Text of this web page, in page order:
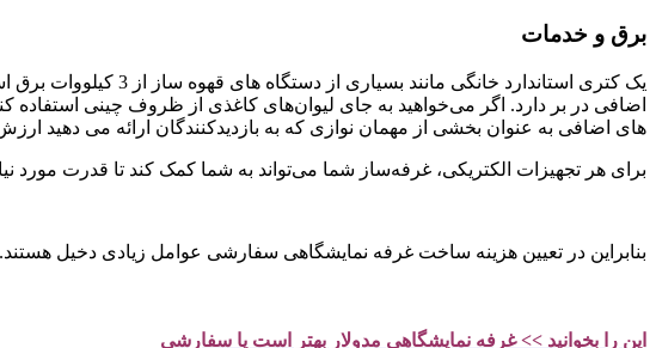
برق و خدمات
اضافی در بر دارد. اگر می‌خواهید به جای لیوان‌های کاغذی از ظروف چینی
های اضافی به عنوان بخشی از مهمان نوازی که به بازدیدکنندگان ارائه می دهید
برای هر تجهیزات الکتریکی، غرفه‌ساز شما می‌تواند به شما کمک کند تا قدرت مورد
بنابراین در تعیین هزینه ساخت غرفه نمایشگاهی سفارشی عوامل زیادی دخیل
این را بخوانید >> غرفه نمایشگاهی مدولار بهتر است یا سفارشی